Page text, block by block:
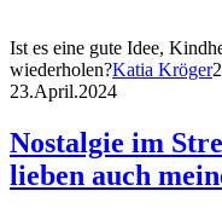
Ist es eine gute Idee,
wiederholen?Katia Kröger
23.April.2024
Nostalgie im
lieben auch